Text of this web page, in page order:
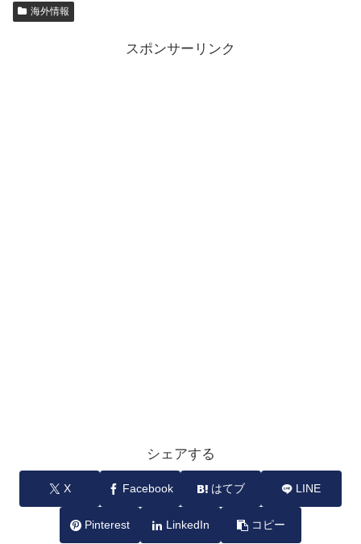
海外情報
スポンサーリンク
シェアする
X Facebook はてブ LINE
Pinterest LinkedIn コピー